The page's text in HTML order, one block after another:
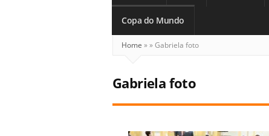
Copa do Mundo
Home »»Gabriela foto
Gabriela foto